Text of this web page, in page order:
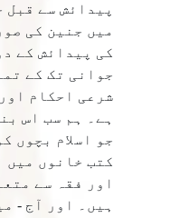
پیدائش سے قبل
میں جنین کی
کی پیدائش کے
جوانی تک کے
شرعی احکام
ہے۔ ہم سب اس
جو اسلام بچوں
کتب خانوں میں
اور فقہ سے
ہیں۔ اور آج -